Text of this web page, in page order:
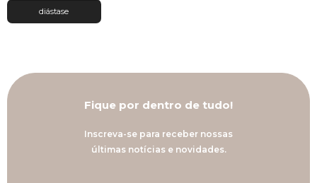
diástase
Fique por dentro de tudo!
Inscreva-se para receber nossas
últimas notícias e novidades.